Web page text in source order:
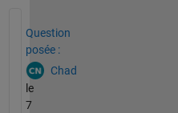
Question
posée :
Chad
le
7